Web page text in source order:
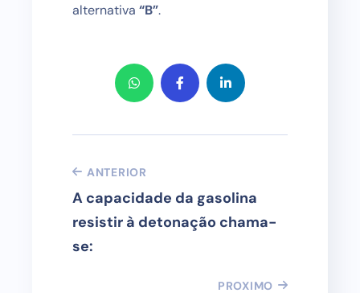
alternativa “B”.
ANTERIOR
A capacidade da gasolina
resistir à detonação chama-
se:
PROXIMO